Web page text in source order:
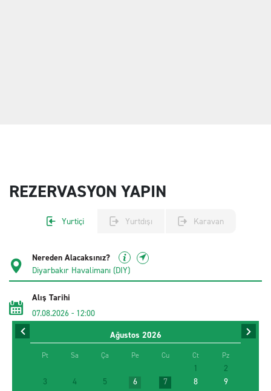
REZERVASYON YAPIN
Yurtiçi Yurtdışı Karavan
Nereden Alacaksınız?
Alış Tarihi
07.08.2026 - 12:00
İade Tarihi
09.08.2026
-12:00
Ağustos 2026
Pt Sa Ça Pe Cu Ct Pz
1
2
3
4 5 6 7 8
9
Sürücü Yaşı